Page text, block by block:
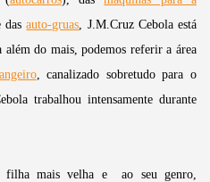
dasauto-gruas , J.M.Cruz Cebola está
além do mais, podemos referir a área
, canalizado sobretudo para o
trabalhou intensamente durante
filha mais velha e ao seu genro,